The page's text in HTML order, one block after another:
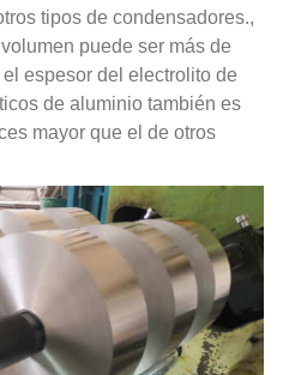
tipos de condensadores.,
puede ser más de
espesor del electrolito de
de aluminio también es
mayor que el de otros